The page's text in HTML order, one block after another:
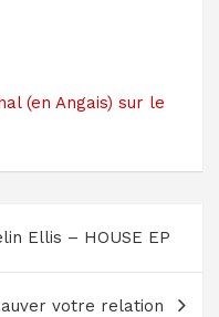
(en Angais) sur le
Ellis – HOUSE EP
votre relation